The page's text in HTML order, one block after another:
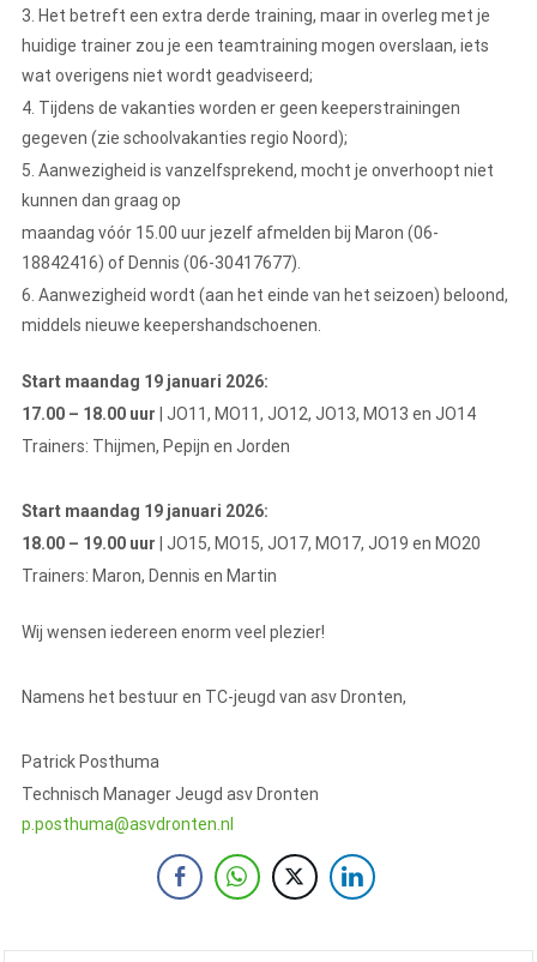
3. Het betreft een extra derde training, maar in overleg met je
huidige trainer zou je een teamtraining mogen overslaan, iets
wat overigens niet wordt geadviseerd;
4. Tijdens de vakanties worden er geen keeperstrainingen
gegeven (zie schoolvakanties regio Noord);
5. Aanwezigheid is vanzelfsprekend, mocht je onverhoopt niet
kunnen dan graag op
maandag vóór 15.00 uur jezelf afmelden bij Maron (06-
18842416) of Dennis (06-30417677).
6. Aanwezigheid wordt (aan het einde van het seizoen) beloond,
middels nieuwe keepershandschoenen.
Start maandag 19 januari 2026:
17.00 – 18.00 uur | JO11, MO11, JO12, JO13, MO13 en JO14
Trainers: Thijmen, Pepijn en Jorden
Start maandag 19 januari 2026:
18.00 – 19.00 uur | JO15, MO15, JO17, MO17, JO19 en MO20
Trainers: Maron, Dennis en Martin
Wij wensen iedereen enorm veel plezier!
Namens het bestuur en TC-jeugd van asv Dronten,
Patrick Posthuma
Technisch Manager Jeugd asv Dronten
p.posthuma@asvdronten.nl